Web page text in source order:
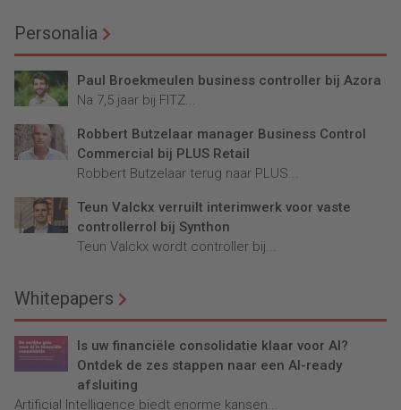
Personalia
Paul Broekmeulen business controller bij Azora
Na 7,5 jaar bij FITZ...
Robbert Butzelaar manager Business Control
Commercial bij PLUS Retail
Robbert Butzelaar terug naar PLUS...
Teun Valckx verruilt interimwerk voor vaste
controllerrol bij Synthon
Teun Valckx wordt controller bij...
Whitepapers
Is uw financiële consolidatie klaar voor AI?
Ontdek de zes stappen naar een AI-ready
afsluiting
Artificial Intelligence biedt enorme kansen...